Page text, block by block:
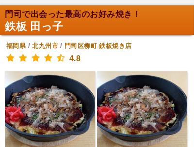
門司で出会った最高のお好み焼き！
鉄板 田っ子
福岡県/北九州市/ 門司区柳町 鉄板焼き店
4.8